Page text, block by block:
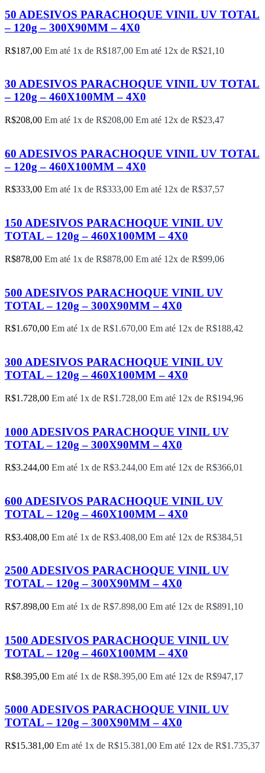
50 ADESIVOS PARACHOQUE VINIL UV TOTAL
– 120g – 300X90MM – 4X0
R$187,00 Em até 1x de R$187,00 Em até 12x de R$21,10
30 ADESIVOS PARACHOQUE VINIL UV TOTAL
– 120g – 460X100MM – 4X0
R$208,00 Em até 1x de R$208,00 Em até 12x de R$23,47
60 ADESIVOS PARACHOQUE VINIL UV TOTAL
– 120g – 460X100MM – 4X0
R$333,00 Em até 1x de R$333,00 Em até 12x de R$37,57
150 ADESIVOS PARACHOQUE VINIL UV
TOTAL – 120g – 460X100MM – 4X0
R$878,00 Em até 1x de R$878,00 Em até 12x de R$99,06
500 ADESIVOS PARACHOQUE VINIL UV
TOTAL – 120g – 300X90MM – 4X0
R$1.670,00 Em até 1x de R$1.670,00 Em até 12x de R$188,42
300 ADESIVOS PARACHOQUE VINIL UV
TOTAL – 120g – 460X100MM – 4X0
R$1.728,00 Em até 1x de R$1.728,00 Em até 12x de R$194,96
1000 ADESIVOS PARACHOQUE VINIL UV
TOTAL – 120g – 300X90MM – 4X0
R$3.244,00 Em até 1x de R$3.244,00 Em até 12x de R$366,01
600 ADESIVOS PARACHOQUE VINIL UV
TOTAL – 120g – 460X100MM – 4X0
R$3.408,00 Em até 1x de R$3.408,00 Em até 12x de R$384,51
2500 ADESIVOS PARACHOQUE VINIL UV
TOTAL – 120g – 300X90MM – 4X0
R$7.898,00 Em até 1x de R$7.898,00 Em até 12x de R$891,10
1500 ADESIVOS PARACHOQUE VINIL UV
TOTAL – 120g – 460X100MM – 4X0
R$8.395,00 Em até 1x de R$8.395,00 Em até 12x de R$947,17
5000 ADESIVOS PARACHOQUE VINIL UV
TOTAL – 120g – 300X90MM – 4X0
R$15.381,00 Em até 1x de R$15.381,00 Em até 12x de R$1.735,37